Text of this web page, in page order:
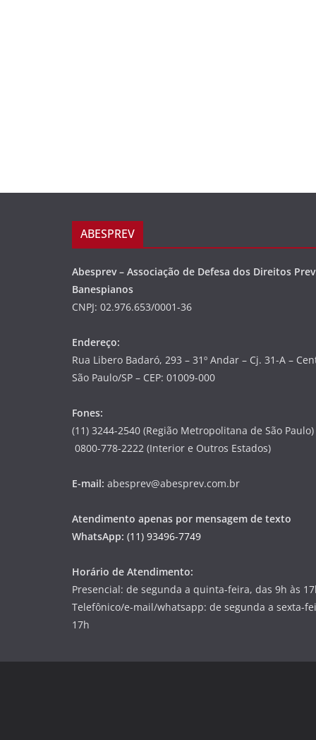
ABESPREV
Abesprev – Associação de Defesa dos Direitos
Banespianos
CNPJ: 02.976.653/0001-36
Endereço:
Rua Libero Badaró, 293 – 31º Andar – Cj. 31-A –
São Paulo/SP – CEP: 01009-000
Fones:
(11) 3244-2540 (Região Metropolitana de São Paulo)
0800-778-2222 (Interior e Outros Estados)
E-mail: abesprev@abesprev.com.br
Atendimento apenas por mensagem de texto
WhatsApp: (11) 93496-7749
Horário de Atendimento:
Presencial: de segunda a quinta-feira, das 9h às
Telefônico/e-mail/whatsapp: de segunda a sexta-
17h